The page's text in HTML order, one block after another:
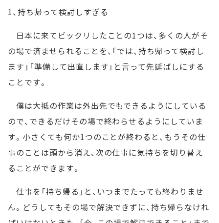
1、持ち帰って検討しすぎる
日本に来てビックリしたことの1つは、多くの人がそ
の場で済ませられることを、「では、持ち帰って検討し
ます」「準備して出直します」と言って先延ばしにする
ことです。
僕は大抵の作業は外出先でもできるようにしている
ので、できるだけその場で終わらせるようにしていま
す。小さくても何か1つのことが終わると、もうその仕
事のことは頭から消え、次の仕事に気持ちを切り替え
ることができます。
仕事を「持ち帰る」と、いつまでたっても終わりませ
ん。どうしてもその場で解決できずに、持ち帰らなけれ